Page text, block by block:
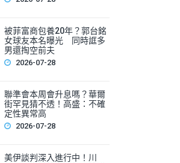
會本周會升息嗎？華
被菲富商包養20年？郭台銘
女球友本名曝光 同時誆多
男還掏空前夫
2026-07-28
聯準會本周會升息嗎？華爾
街罕見猜不透！高盛：不確
定性異常高
2026-07-28
美伊談判深入進行中！川